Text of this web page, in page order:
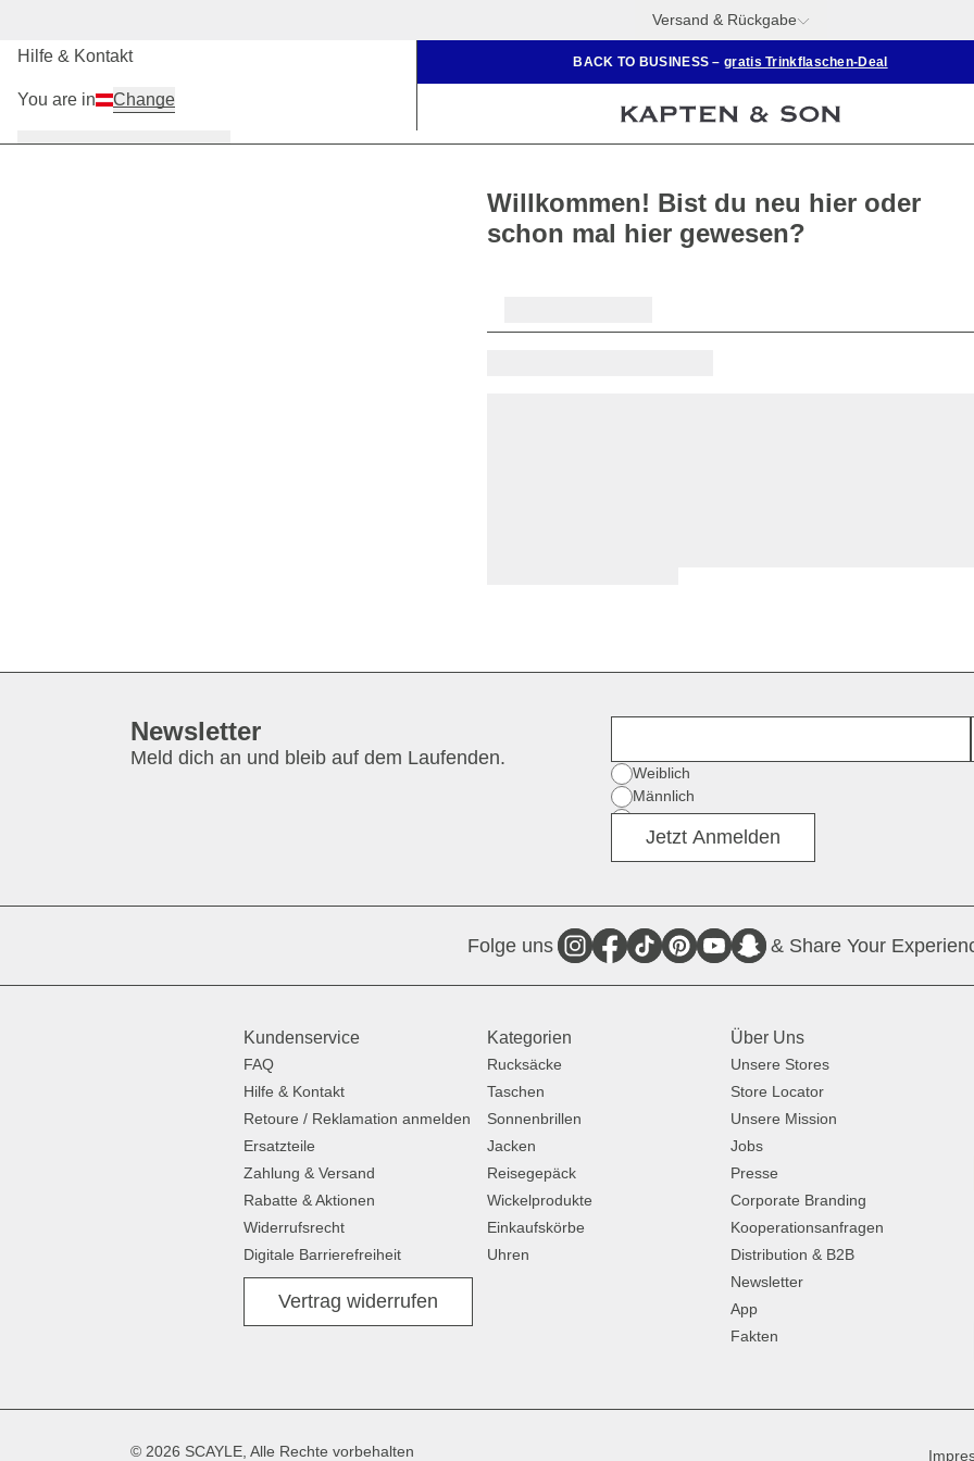
Versand & Rückgabe
BACK TO BUSINESS –gratis Trinkflaschen-Deal
Herren Kinder
Hilfe & Kontakt
You are in Change
Willkommen! Bist du neu hier oder
schon mal hier gewesen?
Newsletter
Meld dich an und bleib auf dem Laufenden.
Geschlecht
Weiblich
Männlich
Divers
Jetzt Anmelden
Folge uns & Share Your
Kundenservice
FAQ
Hilfe & Kontakt
Retoure / Reklamation anmelden
Ersatzteile
Zahlung & Versand
Rabatte & Aktionen
Widerrufsrecht
Digitale Barrierefreiheit
Vertrag widerrufen
Kategorien
Rucksäcke
Taschen
Sonnenbrillen
Jacken
Reisegepäck
Wickelprodukte
Einkaufskörbe
Uhren
Über Uns
Unsere Stores
Store Locator
Unsere Mission
Jobs
Presse
Corporate Branding
Kooperationsanfragen
Distribution & B2B
Newsletter
App
Fakten
© 2026 SCAYLE, Alle Rechte vorbehalten